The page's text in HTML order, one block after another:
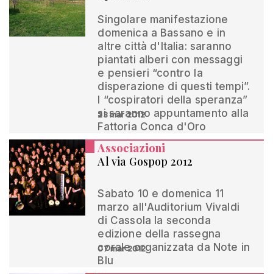
Singolare manifestazione
domenica a Bassano e in
altre città d'Italia: saranno
piantati alberi con messaggi
e pensieri “contro la
disperazione di questi tempi”.
I “cospiratori della speranza”
si saranno appuntamento alla
Fattoria Conca d'Oro
23 mar 2012
Associazioni
Al via Gospop 2012
Sabato 10 e domenica 11
marzo all'Auditorium Vivaldi
di Cassola la seconda
edizione della rassegna
corale organizzata da Note in
Blu
07 mar 2012